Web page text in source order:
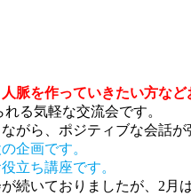
脈を作っていきたい方など
る気軽な交流会です。
がら、ポジティブな会話が
企画です。
立ち講座です。
続いておりましたが、2月